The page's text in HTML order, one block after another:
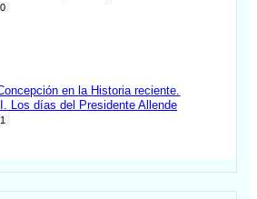
en la Historia reciente.
Los días del Presidente Allende